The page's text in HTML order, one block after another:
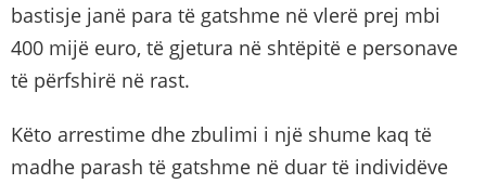
bastisje janë para të gatshme në vlerë prej mbi
400 mijë euro, të gjetura në shtëpitë e personave
të përfshirë në rast.
Këto arrestime dhe zbulimi i një shume kaq të
madhe parash të gatshme në duar të individëve